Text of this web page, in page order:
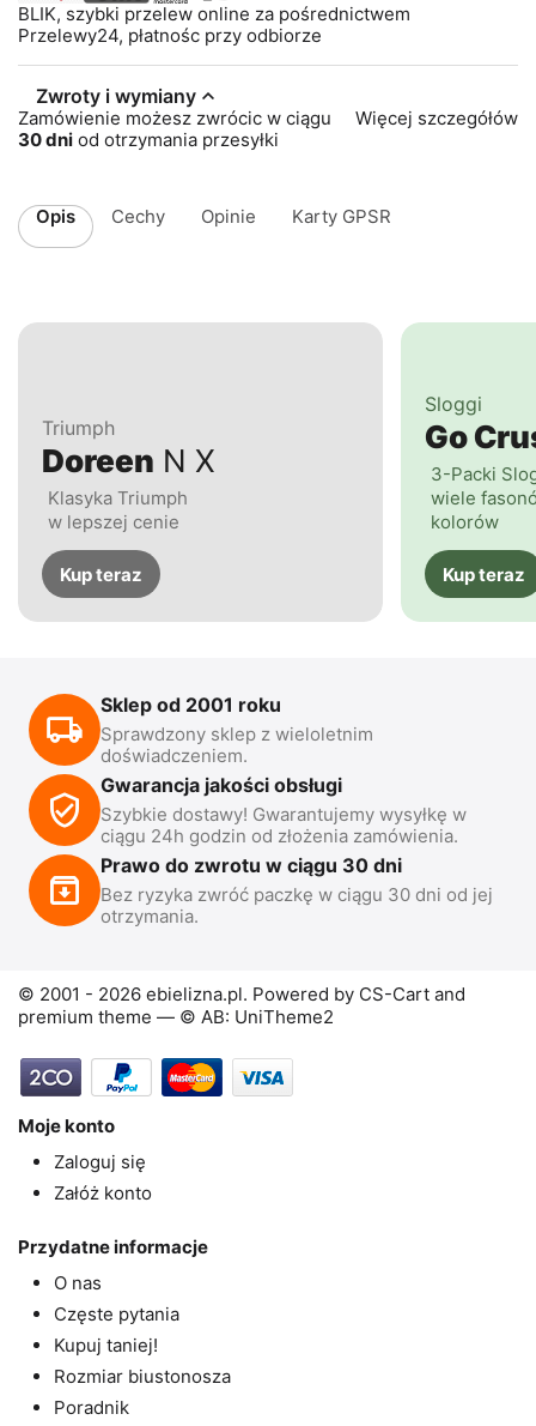
BLIK, szybki przelew online za pośrednictwem
Przelewy24, płatnośc przy odbiorze
Zwroty i wymiany
Zamówienie możesz zwrócic w ciągu
30 dni od otrzymania przesyłki
Więcej szczegółów
Opis Cechy Opinie Karty GPSR
Triumph
Doreen N X
Klasyka Triumph
w lepszej cenie
Kup teraz
Sloggi
Go
3-Packi
wiele
kolorów
Kup teraz
Sklep od 2001 roku
Sprawdzony sklep z wieloletnim
doświadczeniem.
Gwarancja jakości obsługi
Szybkie dostawy! Gwarantujemy wysyłkę w
ciągu 24h godzin od złożenia zamówienia.
Prawo do zwrotu w ciągu 30 dni
Bez ryzyka zwróć paczkę w ciągu 30 dni od jej
otrzymania.
© 2001 - 2026 ebielizna.pl. Powered by CS-Cart and
premium theme — © AB: UniTheme2
Moje konto
Zaloguj się
Załóż konto
Przydatne informacje
O nas
Częste pytania
Kupuj taniej!
Rozmiar biustonosza
Poradnik